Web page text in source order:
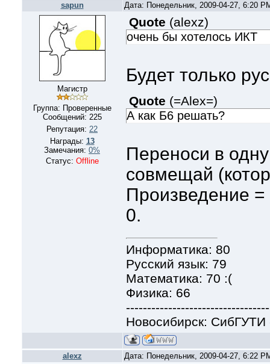
sapun Дата: Понедельник, 2009-04-27, 6:20
Магистр
Группа: Проверенные
Сообщений: 225
Репутация: 22
Награды: 13
Замечания: 0%
Статус: Offline
Quote (alexz)
очень бы хотелось ИКТ
Будет только
Quote (=Alex=)
А как Б6 решать?
Переноси в
совмещай
Произведение =
0.
Информатика: 80
Русский язык: 79
Математика: 70 :(
Физика: 66
Новосибирск:
alexz Дата: Понедельник, 2009-04-27, 6:22